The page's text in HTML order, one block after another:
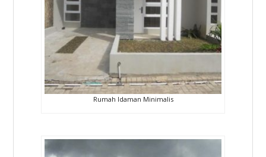
Rumah Idaman Minimalis